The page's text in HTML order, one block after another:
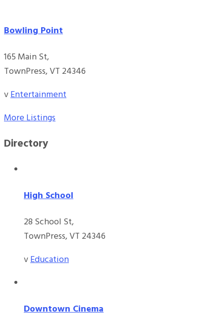
Bowling Point
165 Main St,
TownPress, VT 24346
vEntertainment
More Listings
Directory
High School
28 School St,
TownPress, VT 24346
vEducation
Downtown Cinema